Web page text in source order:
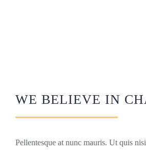
WE BELIEVE IN
Pellentesque at nunc mauris. Ut quis